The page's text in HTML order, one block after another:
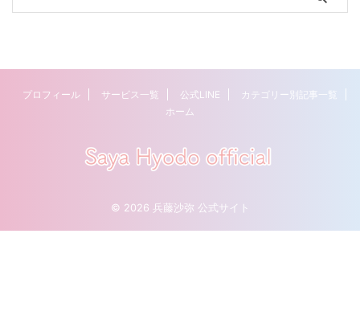
プロフィール サービス一覧 公式LINE
カテゴリー別記事一覧
ホーム
© 2026 兵藤沙弥 公式サイト